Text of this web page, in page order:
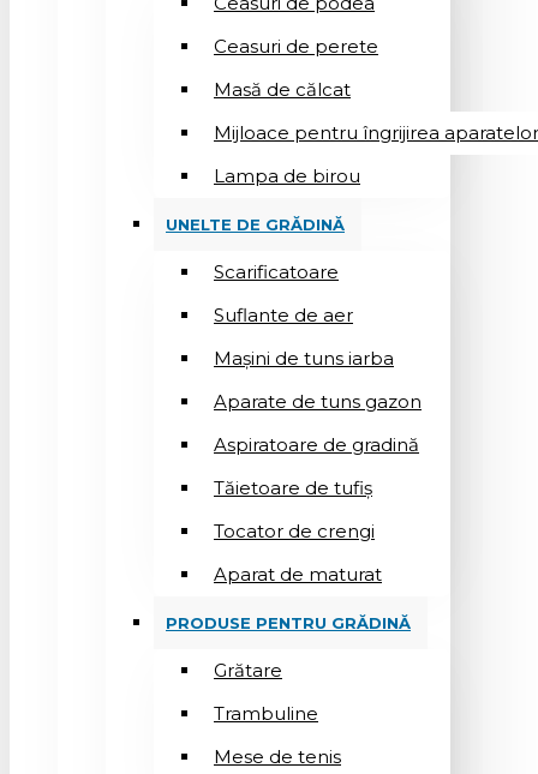
Ceasuri de perete
Masă de călcat
Mijloace pentru îngrijirea
Lampa de birou
UNELTE DE GRĂDINĂ
Scarificatoare
Suflantе de aer
Mașini de tuns iarba
Aparate de tuns gazon
Aspiratoare de gradină
Tăietoare de tufiș
Tocator de crengi
Aparat de maturat
PRODUSE PENTRU GRĂDINĂ
Grătare
Trambuline
Mese de tenis